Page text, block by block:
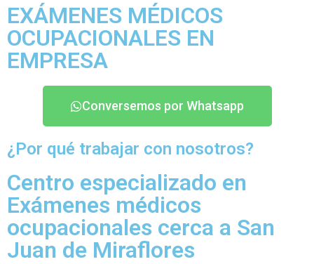
EXÁMENES MÉDICOS
OCUPACIONALES EN
EMPRESA
Conversemos por Whatsapp
¿Por qué trabajar con nosotros?
Centro especializado en
Exámenes médicos
ocupacionales cerca a San
Juan de Miraflores